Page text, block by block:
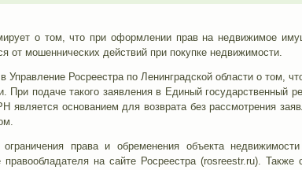
о том, что при оформлении прав на недвижимое
от мошеннических действий при покупке недвижимости.
Росреестра по Ленинградской области о том,
При подаче такого заявления в Единый государственный
основанием для возврата без рассмотрения
права и обременения объекта
на сайте Росреестра (rosreestr.ru).